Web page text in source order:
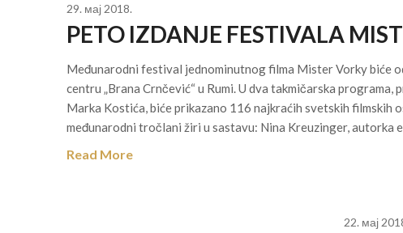
29. мај 2018.
PETO IZDANJE FESTIVALA
Međunarodni festival jednominutnog filma Mister Vorky biće
centru „Brana Crnčević“ u Rumi. U dva takmičarska
Marka Kostića, biće prikazano 116 najkraćih svetskih filmskih
međunarodni tročlani žiri u sastavu: Nina Kreuzinger, autorka
Read More
22. мај